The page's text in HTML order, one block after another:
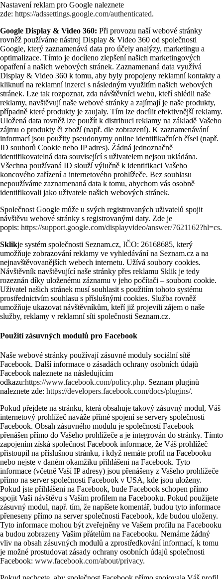
Nastavení reklam pro Google naleznete
zde: https://adssettings.google.com/authenticated.
Google Display & Video 360: Při provozu naší webové stránky
rovněž používáme nástroj Display & Video 360 od společnosti
Google, který zaznamenává data pro účely analýzy, marketingu a
optimalizace. Tímto je docíleno zlepšení našich marketingových
opatření a našich webových stránek. Zaznamenaná data využívá
Display & Video 360 k tomu, aby byly propojeny reklamní kontakty a
kliknutí na reklamní inzerci s následným využitím našich webových
stránek. Lze tak rozpoznat, zda návštěvníci webu, kteří shlédli naše
reklamy, navštěvují naše webové stránky a zajímají je naše produkty,
případně které produkty je zaujaly. Tím lze docílit efektivnější reklamy.
Uložená data rovněž lze použít k distribuci reklamy na základě Vašeho
zájmu o produkty či zboží (např. dle zobrazení). K zaznamenávání
informací jsou použity pseudonymy online identifikačních čísel (např.
ID souborů Cookie nebo IP adres). Žádná jednoznačně
identifikovatelná data související s uživatelem nejsou ukládána.
Všechna používaná ID slouží výlučně k identifikaci Vašeho
koncového zařízení a internetového prohlížeče. Bez souhlasu
nepoužíváme zaznamenaná data k tomu, abychom vás osobně
identifikovali jako uživatele našich webových stránek.
Společnost Google může u svých registrovaných uživatelů spojit
návštěvu webové stránky s registrovanými daty. Zde je
popis: https://support.google.com/displayvideo/answer/7621162?hl=cs.
Sklikje systém společnosti Seznam.cz, IČO: 26168685, který
umožňuje zobrazování reklamy ve vyhledávání na Seznam.cz a na
nejnavštěvovanějších webech internetu. Užívá soubory cookies.
Návštěvník navštěvující naše stránky přes reklamu Sklik je tedy
rozeznán díky uloženému záznamu v jeho počítači – souboru cookie.
Uživatel našich stránek musí souhlasit s použitím tohoto systému
prostřednictvím souhlasu s příslušnými cookies. Služba rovněž
umožňuje ukazovat návštěvníkům, kteří již projevili zájem o naše
služby, reklamy v reklamní síti společnosti Seznam.cz.
Použití zásuvných modulů pro Facebook
Naše webové stránky používají zásuvné moduly sociální sítě
Facebook. Další informace o zásadách ochrany osobních údajů
Facebook naleznete na následujícím
odkazu:https://www.facebook.com/policy.php. Seznam pluginů
naleznete zde: https://developers.facebook.com/docs/plugins/.
Pokud přejdete na stránku, která obsahuje takový zásuvný modul, Váš
internetový prohlížeč naváže přímé spojení se servery společnosti
Facebook. Obsah zásuvného modulu je společností Facebook
přenášen přímo do Vašeho prohlížeče a je integrován do stránky. Tímto
zapojením získá společnost Facebook informace, že Váš prohlížeč
přistoupil na příslušnou stránku, i když nemáte profil na Facebooku
nebo nejste v daném okamžiku přihlášeni na Facebook. Tyto
informace (včetně Vaší IP adresy) jsou přenášeny z Vašeho prohlížeče
přímo na server společnosti Facebook v USA, kde jsou uloženy.
Pokud jste přihlášeni na Facebook, bude Facebook schopen přímo
spojit Vaši návštěvu s Vaším profilem na Facebooku. Pokud použijete
zásuvný modul, např. tím, že napíšete komentář, budou tyto informace
přeneseny přímo na server společnosti Facebook, kde budou uloženy.
Tyto informace mohou být zveřejněny ve Vašem profilu na Facebooku
a budou zobrazeny Vašim přátelům na Facebooku. Nemáme žádný
vliv na obsah zásuvných modulů a zprostředkování informací, k tomu
je možné prostudovat zásady ochrany osobních údajů společnosti
Facebook: www.facebook.com/about/privacy.